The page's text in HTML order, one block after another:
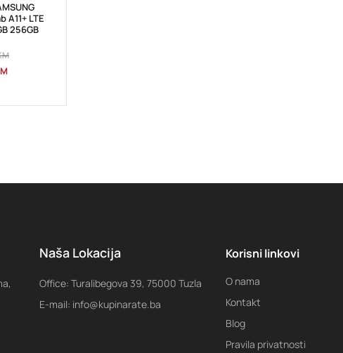
A11+ LTE
256GB
Naša Lokacija
Office: Turalibegova 39, 75000 Tuzla
E-mail: info@kupinarate.ba
Korisni linkovi
O nama
Kontakt
Blog
Pravila privatnosti